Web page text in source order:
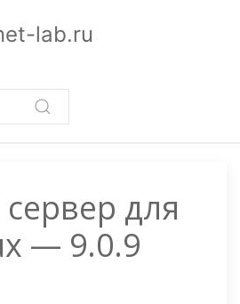
lab.ru
для
— 9.0.9